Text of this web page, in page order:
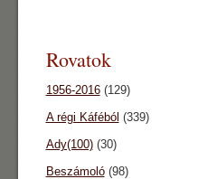
Rovatok
1956-2016(129)
A régi Káféból (339)
Ady(100)(30)
Beszámoló(98)